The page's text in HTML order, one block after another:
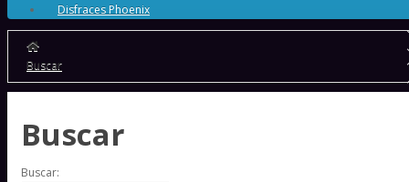
Disfraces Phoenix
Buscar
Buscar
Buscar: